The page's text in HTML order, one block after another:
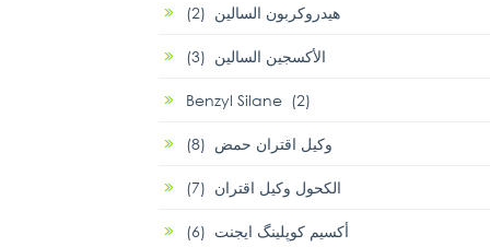
هيدروكربون السالين (2)
الأكسجين السالين (3)
Benzyl Silane (2)
وكيل اقتران حمض (8)
الكحول وكيل اقتران (7)
أكسيم كوپلينگ ايجنت (6)